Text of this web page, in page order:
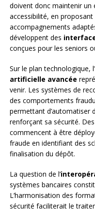
doivent donc maintenir un
accessibilité, en
accompagnements
développent des
conçues pour les seniors
Sur le plan technologique,
artificielle avancée
venir. Les systèmes de
des comportements
permettant d’automatiser
renforçant sa sécurité. Des
commencent à être
fraude en identifiant des
finalisation du dépôt.
La question de l’
systèmes bancaires
L’harmonisation des
sécurité faciliterait le